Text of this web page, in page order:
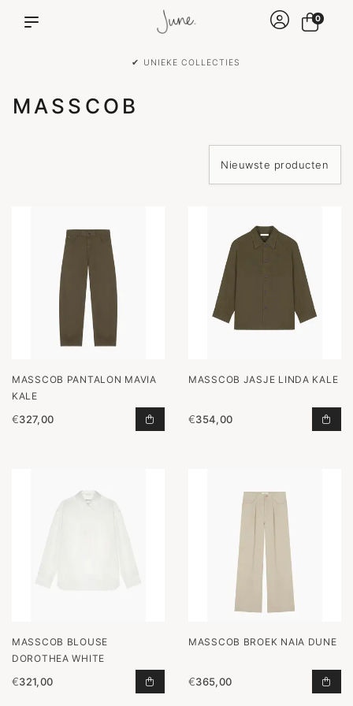
✔ UNIEKE COLLECTIES
0
MASSCOB
MASSCOB PANTALON MAVIA
KALE
€327,00 PANTALON MAVIA KALE
MASSCOB JASJE LINDA KALE
€354,00
MASSCOB BLOUSE
DOROTHEA WHITE
€321,00 BLOUSE DOROTHEA WHITE
MASSCOB BROEK NAIA DUNE
€365,00